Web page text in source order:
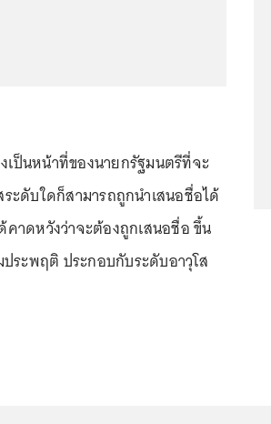
ป็นหน้าที่ของนายกรัฐมนตรีที่จะ
ะดับใดก็สามารถถูกนำเสนอชื่อได้
คาดหวังว่าจะต้องถูกเสนอชื่อ ขึ้น
ระพฤติ ประกอบกับระดับอาวุโส